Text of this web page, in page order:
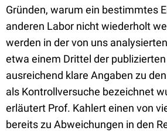
Gründen, warum ein bestimmtes
anderen Labor nicht wiederholt
werden in der von uns
etwa einem Drittel der
ausreichend klare Angaben zu
als Kontrollversuche bezeichnet
erläutert Prof. Kahlert einen von
bereits zu Abweichungen in den